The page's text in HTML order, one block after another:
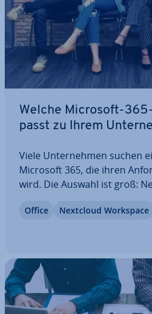
Welche Microsoft-
passt zu Ihrem
Viele Un­ter­neh­men suchen
Microsoft 365, die ihren
wird. Die Auswahl ist groß:
lö­sun­gen. Wir ver­glei­chen
Office Nextcloud Workspace